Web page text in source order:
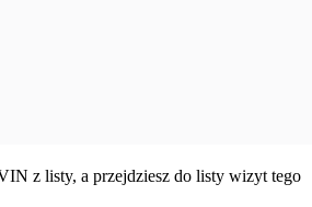
z listy, a przejdziesz do listy wizyt tego